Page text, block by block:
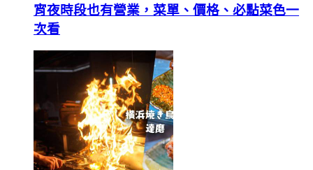
宵夜時段也有營業，菜單、價格、必點菜色一
次看